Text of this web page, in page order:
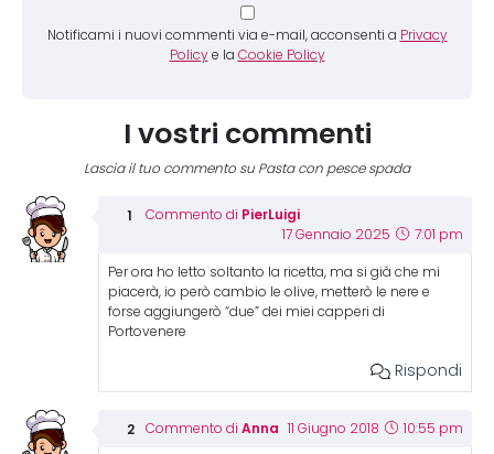
Notificami i nuovi commenti via e-mail, acconsenti a Privacy
Policy e la Cookie Policy
I vostri commenti
Lascia il tuo commento su Pasta con pesce spada
Commento di PierLuigi
17 Gennaio 2025 7:01 pm
Per ora ho letto soltanto la ricetta, ma si già che mi
piacerà, io però cambio le olive, metterò le nere e
forse aggiungerò “due” dei miei capperi di
Portovenere
Rispondi
Commento di Anna 11 Giugno 2018 10:55 pm